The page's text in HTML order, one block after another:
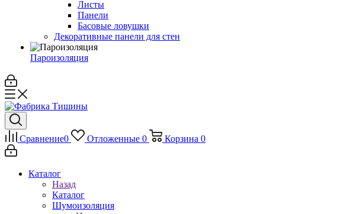
Листы
Панели
Басовые ловушки
Декоративные панели для стен
Пароизоляция
Сравнение0 Отложенные 0 Корзина 0
Каталог
Назад
Каталог
Шумоизоляция